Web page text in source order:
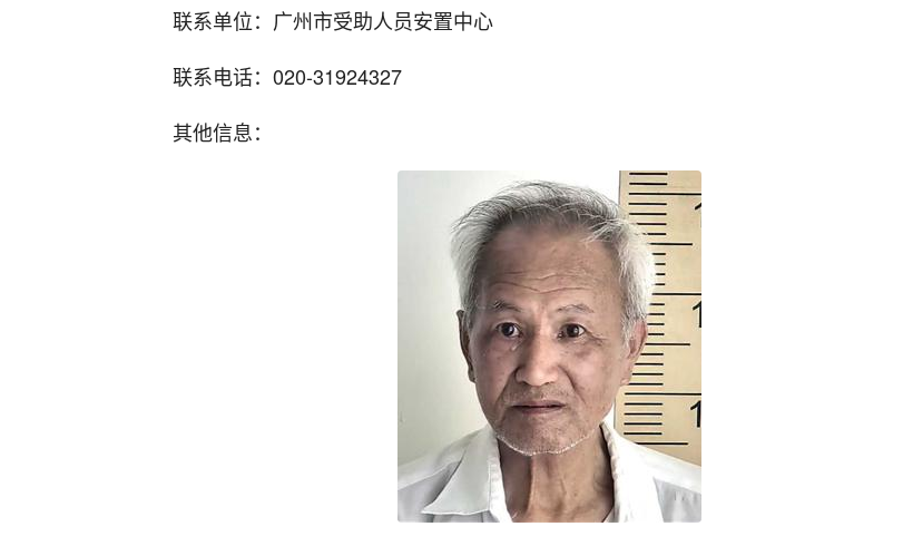
联系单位：广州市受助人员安置中心
联系电话：020-31924327
其他信息：